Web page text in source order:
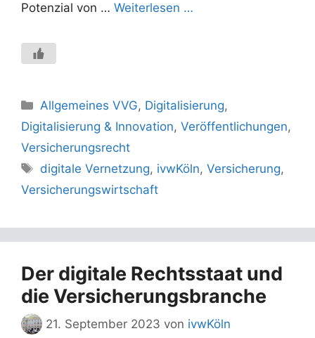
Potenzial von … Weiterlesen …
Kategorien
Allgemeines VVG, Digitalisierung,
Digitalisierung & Innovation, Veröffentlichungen,
Versicherungsrecht
Schlagwörter
digitale Vernetzung, ivwKöln,Versicherung,
Versicherungswirtschaft
Der digitale Rechtsstaat und
die Versicherungsbranche
21. September 2023 von ivwKöln